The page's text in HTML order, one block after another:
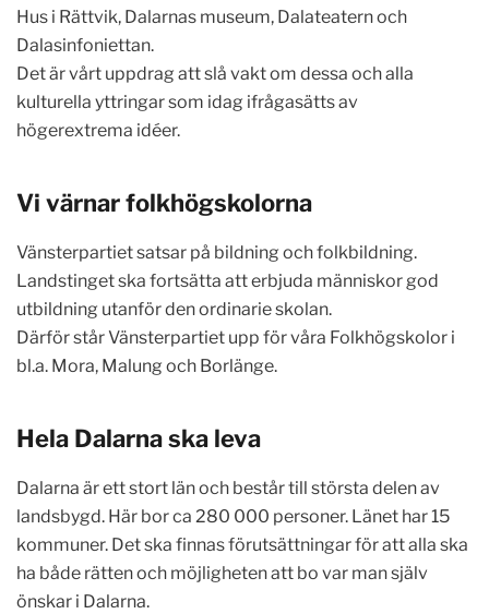
Hus i Rättvik, Dalarnas museum, Dalateatern och
Dalasinfoniettan.
Det är vårt uppdrag att slå vakt om dessa och alla
kulturella yttringar som idag ifrågasätts av
högerextrema idéer.
Vi värnar folkhögskolorna
Vänsterpartiet satsar på bildning och folkbildning.
Landstinget ska fortsätta att erbjuda människor god
utbildning utanför den ordinarie skolan.
Därför står Vänsterpartiet upp för våra Folkhögskolor i
bl.a. Mora, Malung och Borlänge.
Hela Dalarna ska leva
Dalarna är ett stort län och består till största delen av
landsbygd. Här bor ca 280 000 personer. Länet har 15
kommuner. Det ska finnas förutsättningar för att alla ska
ha både rätten och möjligheten att bo var man själv
önskar i Dalarna.